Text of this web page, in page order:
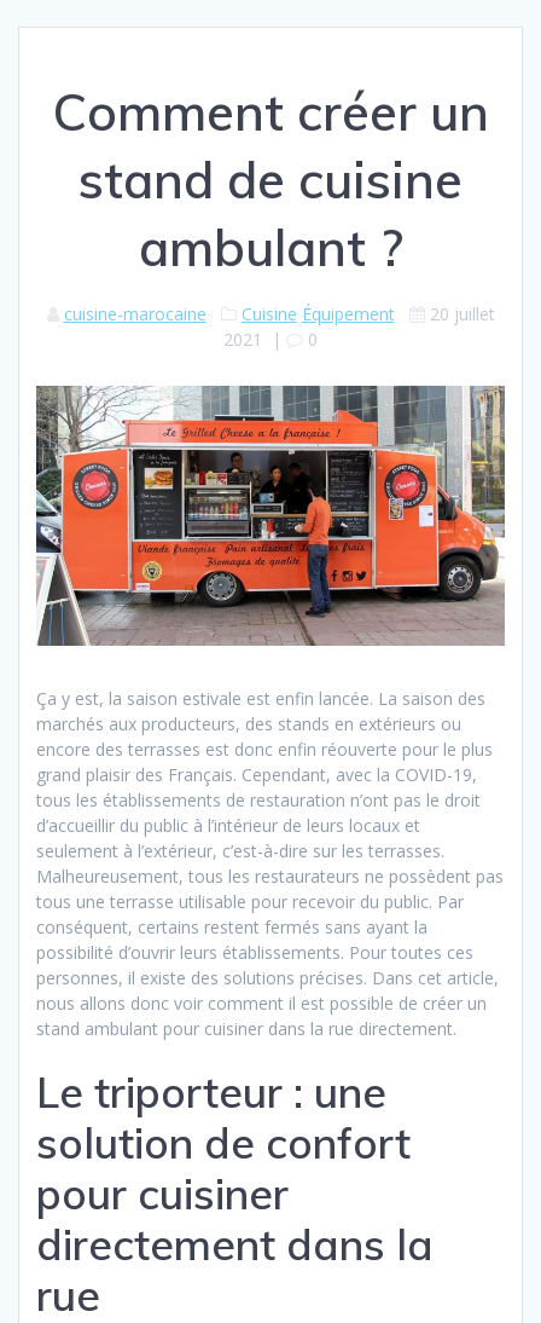
Comment créer un
stand de cuisine
ambulant ?
cuisine-marocaine Cuisine Équipement
20 juillet
2021
| 0
Ça y est, la saison estivale est enfin lancée. La saison des
marchés aux producteurs, des stands en extérieurs ou
encore des terrasses est donc enfin réouverte pour le plus
grand plaisir des Français. Cependant, avec la COVID-19,
tous les établissements de restauration n’ont pas le droit
d’accueillir du public à l’intérieur de leurs locaux et
seulement à l’extérieur, c’est-à-dire sur les terrasses.
Malheureusement, tous les restaurateurs ne possèdent pas
tous une terrasse utilisable pour recevoir du public. Par
conséquent, certains restent fermés sans ayant la
possibilité d’ouvrir leurs établissements. Pour toutes ces
personnes, il existe des solutions précises. Dans cet article,
nous allons donc voir comment il est possible de créer un
stand ambulant pour cuisiner dans la rue directement.
Le triporteur : une
solution de confort
pour cuisiner
directement dans la
rue